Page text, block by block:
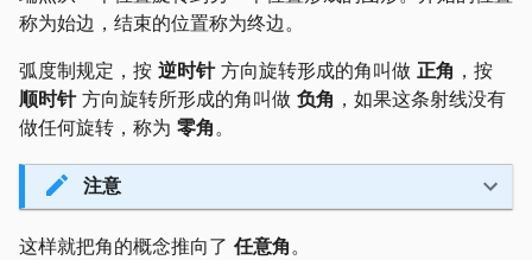
称为始边，结束的位置称为终边。
弧度制规定，按 逆时针方向旋转形成的角叫做 正角 ，按
顺时针方向旋转所形成的角叫做 负角 ，如果这条射线没有
做任何旋转，称为 零角 。
注意
这样就把角的概念推向了 任意角。